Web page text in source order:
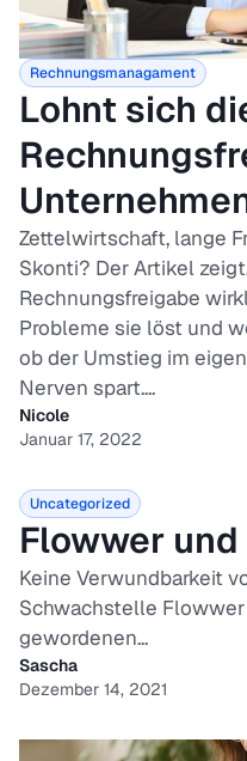
Rechnungsmanagament
Lohnt sich
Zettelwirtschaft, lange
Skonti? Der Artikel
Rechnungsfreigabe
Probleme sie löst und
ob der Umstieg im
Nerven spart....
Nicole
Januar 17, 2022
Uncategorized
Flowwer
Keine Verwundbarkeit
Schwachstelle
gewordenen...
Sascha
Dezember 14, 2021